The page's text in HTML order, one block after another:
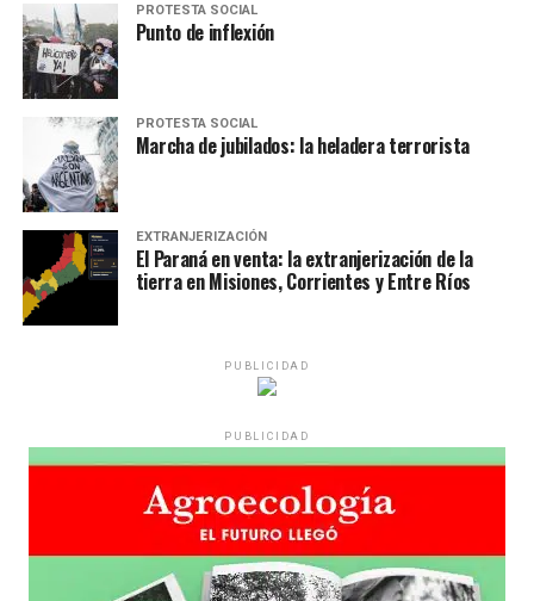
PROTESTA SOCIAL
Punto de inflexión
PROTESTA SOCIAL
Marcha de jubilados: la heladera terrorista
EXTRANJERIZACIÓN
El Paraná en venta: la extranjerización de la
tierra en Misiones, Corrientes y Entre Ríos
PUBLICIDAD
PUBLICIDAD